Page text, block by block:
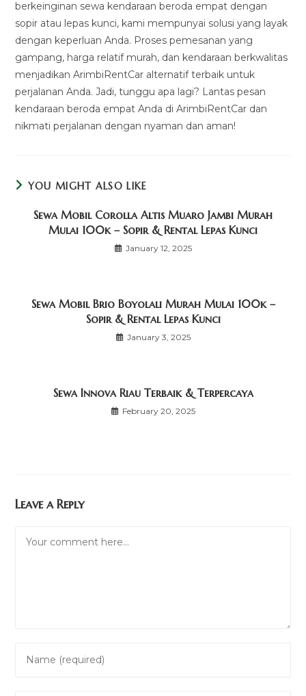
berkeinginan sewa kendaraan beroda empat dengan
sopir atau lepas kunci, kami mempunyai solusi yang layak
dengan keperluan Anda. Proses pemesanan yang
gampang, harga relatif murah, dan kendaraan berkwalitas
menjadikan ArimbiRentCar alternatif terbaik untuk
perjalanan Anda. Jadi, tunggu apa lagi? Lantas pesan
kendaraan beroda empat Anda di ArimbiRentCar dan
nikmati perjalanan dengan nyaman dan aman!
YOU MIGHT ALSO LIKE
Sewa Mobil Corolla Altis Muaro Jambi Murah
Mulai 100k – Sopir & Rental Lepas Kunci
January 12, 2025
Sewa Mobil Brio Boyolali Murah Mulai 100k –
Sopir & Rental Lepas Kunci
January 3, 2025
Sewa Innova Riau Terbaik & Terpercaya
February 20, 2025
Leave a Reply
your